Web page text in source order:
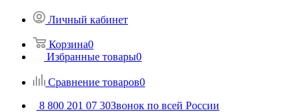
Личный кабинет
Корзина0
Избранные товары0
Сравнение товаров0
8 800 201 07 30Звонок по всей России